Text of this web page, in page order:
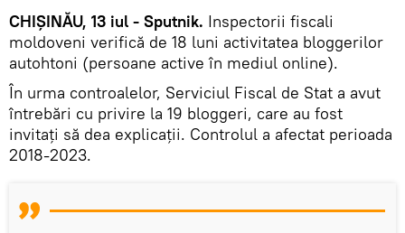
CHIȘINĂU, 13 iul - Sputnik. Inspectorii fiscali
moldoveni verifică de 18 luni activitatea bloggerilor
autohtoni (persoane active în mediul online).
În urma controalelor, Serviciul Fiscal de Stat a avut
întrebări cu privire la 19 bloggeri, care au fost
invitați să dea explicații. Controlul a afectat perioada
2018-2023.